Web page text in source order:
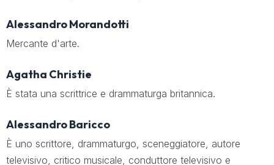
Alessandro Morandotti
Mercante d'arte.
Agatha Christie
È stata una scrittrice e drammaturga britannica.
Alessandro Baricco
È uno scrittore, drammaturgo, sceneggiatore, autore
televisivo, critico musicale, conduttore televisivo e